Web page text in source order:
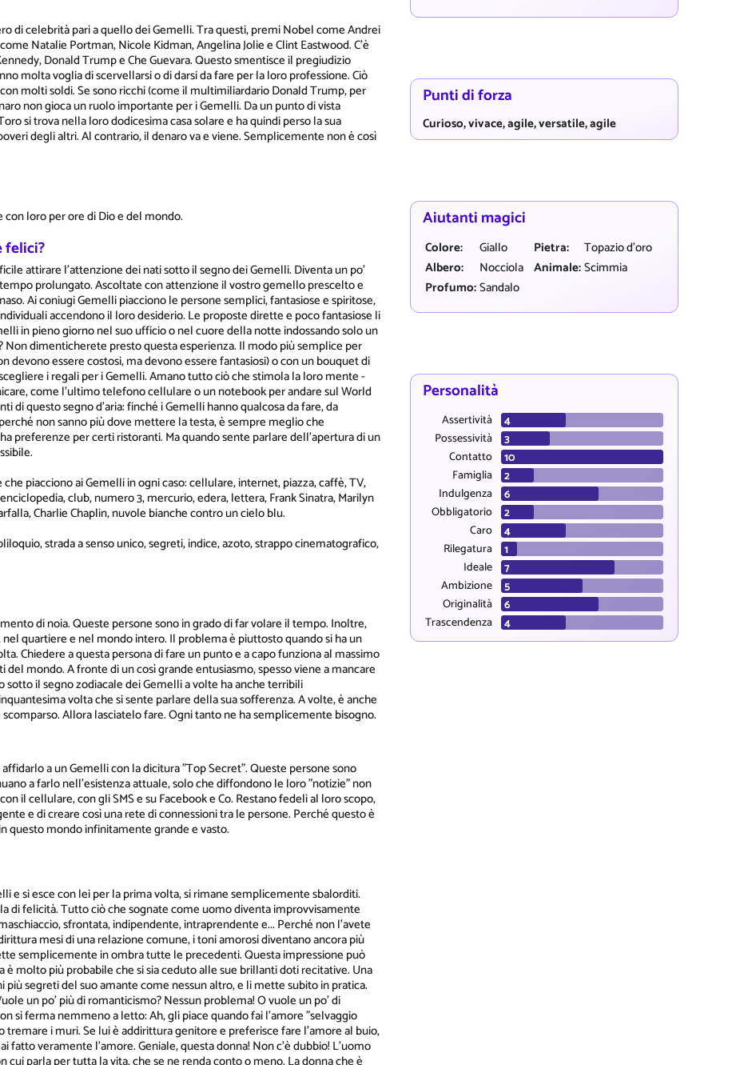
di celebrità pari a quello dei Gemelli. Tra questi, premi Nobel come Andrei
Natalie Portman, Nicole Kidman, Angelina Jolie e Clint Eastwood. C'è
Donald Trump e Che Guevara. Questo smentisce il pregiudizio
molta voglia di scervellarsi o di darsi da fare per la loro professione. Ciò
molti soldi. Se sono ricchi (come il multimiliardario Donald Trump, per
non gioca un ruolo importante per i Gemelli. Da un punto di vista
si trova nella loro dodicesima casa solare e ha quindi perso la sua
degli altri. Al contrario, il denaro va e viene. Semplicemente non è così
loro per ore di Dio e del mondo.
felici?
attirare l'attenzione dei nati sotto il segno dei Gemelli. Diventa un po'
prolungato. Ascoltate con attenzione il vostro gemello prescelto e
Ai coniugi Gemelli piacciono le persone semplici, fantasiose e spiritose,
accendono il loro desiderio. Le proposte dirette e poco fantasiose li
in pieno giorno nel suo ufficio o nel cuore della notte indossando solo un
dimenticherete presto questa esperienza. Il modo più semplice per
devono essere costosi, ma devono essere fantasiosi) o con un bouquet di
i regali per i Gemelli. Amano tutto ciò che stimola la loro mente -
come l'ultimo telefono cellulare o un notebook per andare sul World
di questo segno d'aria: finché i Gemelli hanno qualcosa da fare, da
non sanno più dove mettere la testa, è sempre meglio che
preferenze per certi ristoranti. Ma quando sente parlare dell'apertura di un
piacciono ai Gemelli in ogni caso: cellulare, internet, piazza, caffè, TV,
club, numero 3, mercurio, edera, lettera, Frank Sinatra, Marilyn
Charlie Chaplin, nuvole bianche contro un cielo blu.
strada a senso unico, segreti, indice, azoto, strappo cinematografico,
di noia. Queste persone sono in grado di far volare il tempo. Inoltre,
quartiere e nel mondo intero. Il problema è piuttosto quando si ha un
Chiedere a questa persona di fare un punto e a capo funziona al massimo
mondo. A fronte di un così grande entusiasmo, spesso viene a mancare
il segno zodiacale dei Gemelli a volte ha anche terribili
volta che si sente parlare della sua sofferenza. A volte, è anche
Allora lasciatelo fare. Ogni tanto ne ha semplicemente bisogno.
a un Gemelli con la dicitura "Top Secret". Queste persone sono
a farlo nell'esistenza attuale, solo che diffondono le loro "notizie" non
il cellulare, con gli SMS e su Facebook e Co. Restano fedeli al loro scopo,
e di creare così una rete di connessioni tra le persone. Perché questo è
questo mondo infinitamente grande e vasto.
e si esce con lei per la prima volta, si rimane semplicemente sbalorditi.
di felicità. Tutto ciò che sognate come uomo diventa improvvisamente
sfrontata, indipendente, intraprendente e... Perché non l'avete
mesi di una relazione comune, i toni amorosi diventano ancora più
semplicemente in ombra tutte le precedenti. Questa impressione può
molto più probabile che si sia ceduto alle sue brillanti doti recitative. Una
più segreti del suo amante come nessun altro, e li mette subito in pratica.
un po' più di romanticismo? Nessun problema! O vuole un po' di
si ferma nemmeno a letto: Ah, gli piace quando fai l'amore "selvaggio
i muri. Se lui è addirittura genitore e preferisce fare l'amore al buio,
fatto veramente l'amore. Geniale, questa donna! Non c'è dubbio! L'uomo
Punti di forza
Curioso, vivace, agile, versatile, agile
Aiutanti magici
Colore: Giallo Pietra:
Topazio d'oro
Albero:
Nocciola Animale:Scimmia
Profumo:Sandalo
Personalità
Assertività
Possessività
Contatto
Famiglia
Indulgenza
Obbligatorio
Caro
Rilegatura
Ideale
Ambizione
Originalità
Trascendenza